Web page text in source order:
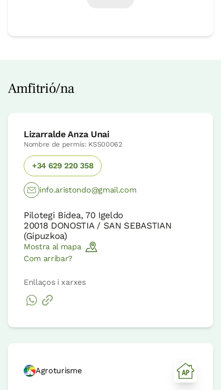
Amfitrió/na
Lizarralde Anza Unai
Nombre de permís: KSS00062
+34 629 220 358
info.aristondo@gmail.com
Pilotegi Bidea, 70 Igeldo
20018 DONOSTIA / SAN SEBASTIAN
(Gipuzkoa)
Mostra al mapa
Com arribar?
Enllaços i xarxes
Agroturisme